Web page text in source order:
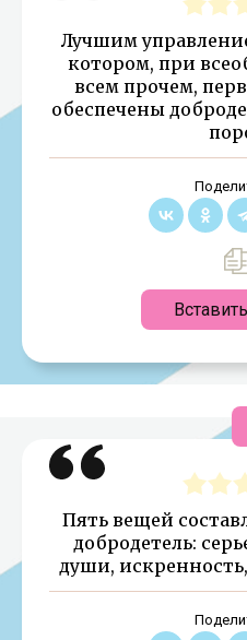
Лучшим
котором, при
всем прочем,
обеспечены
Пять вещей
добродетель:
души,